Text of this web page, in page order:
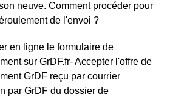
neuve. Comment procéder pour
de l'envoi ?
en ligne le formulaire de
sur GrDF.fr- Accepter l'offre de
GrDF reçu par courrier
par GrDF du dossier de